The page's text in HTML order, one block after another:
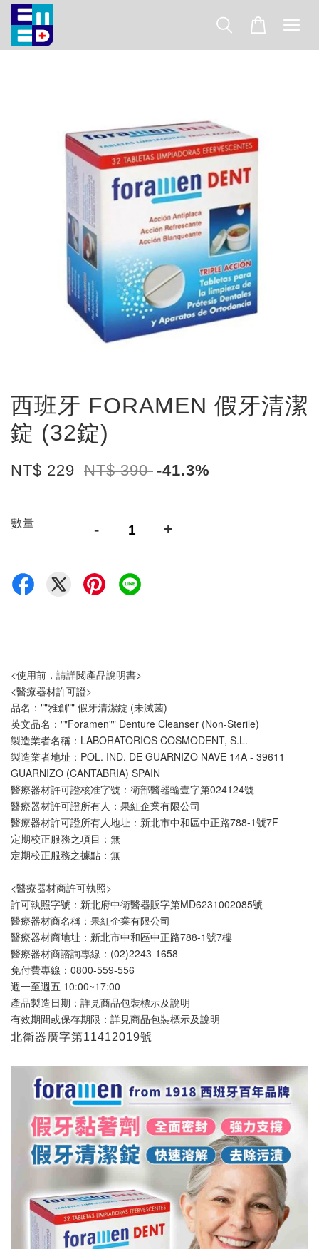
西班牙 FORAMEN 假牙清潔
錠 (32錠)
NT$ 229 NT$ 390 -41.3%
數量 - +
<使用前，請詳閱產品說明書>
<醫療器材許可證>
品名：""雅創"" 假牙清潔錠 (未滅菌)
英文品名：""Foramen"" Denture Cleanser (Non-Sterile)
製造業者名稱：LABORATORIOS COSMODENT, S.L.
製造業者地址：POL. IND. DE GUARNIZO NAVE 14A - 39611
GUARNIZO (CANTABRIA) SPAIN
醫療器材許可證核准字號：衛部醫器輸壹字第024124號
醫療器材許可證所有人：果紅企業有限公司
醫療器材許可證所有人地址：新北市中和區中正路788-1號7F
定期校正服務之項目：無
定期校正服務之據點：無
<醫療器材商許可執照>
許可執照字號：新北府中衛醫器販字第MD6231002085號
醫療器材商名稱：果紅企業有限公司
醫療器材商地址：新北市中和區中正路788-1號7樓
醫療器材商諮詢專線：(02)2243-1658
免付費專線：0800-559-556
週一至週五 10:00~17:00
產品製造日期：詳見商品包裝標示及說明
有效期間或保存期限：詳見商品包裝標示及說明
北衛器廣字第11412019號